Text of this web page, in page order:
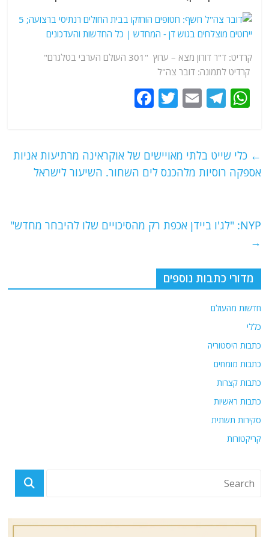
קרדיט: ד"ר דורון מצא – ערוץ "301 העולם הערבי בטלגרם"
קרדיט לתמונה: דובר צה"ל
W
s
A
T
g
ra
E
l
T
er
e
b
k
← כלי שייט בלתי מאויישים של אוקראינה מרתיעות אניות
אספקה רוסיות מלהכנס לים השחור. השיעור לישראל
NYP: "לג'ו ביידן אכפת רק מהסיכויים שלו להיבחר מחדש"
→
מדורי כתבות נוספים
חדשות מהעולם
כללי
כתבות היסטוריה
כתבות מומחים
כתבות קצרות
כתבות ראשיות
סקירות תשתית
קריקטורות